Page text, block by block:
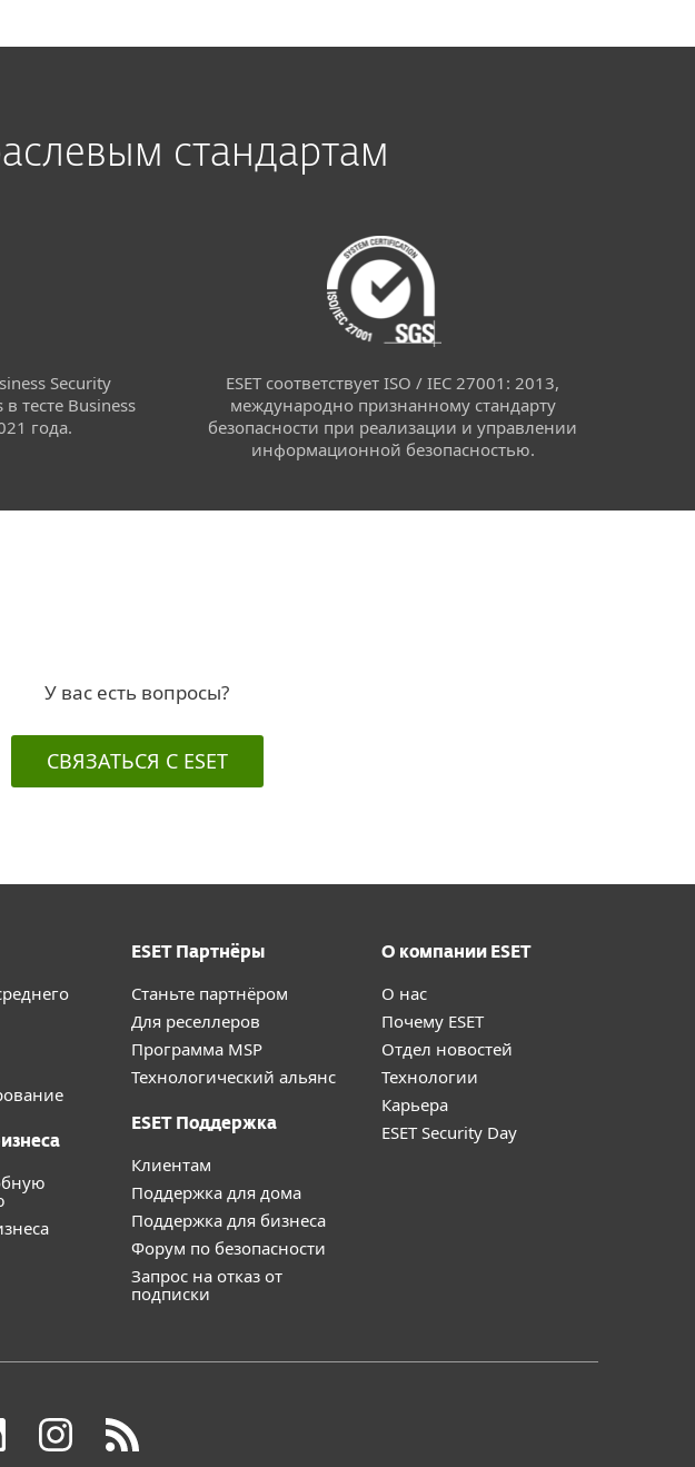
стандартам
Security
в тесте Business
года.
ESET соответствует ISO / IEC 27001: 2013,
международно признанному стандарту
безопасности при реализации и управлении
информационной безопасностью.
У вас есть вопросы?
СВЯЗАТЬСЯ С ESET
ESET Партнёры
Станьте партнёром
Для реселлеров
Программа MSP
Технологический альянс
ESET Поддержка
Клиентам
Поддержка для дома
Поддержка для бизнеса
Форум по безопасности
Запрос на отказ от
подписки
О компании ESET
О нас
Почему ESET
Отдел новостей
Технологии
Карьера
ESET Security Day